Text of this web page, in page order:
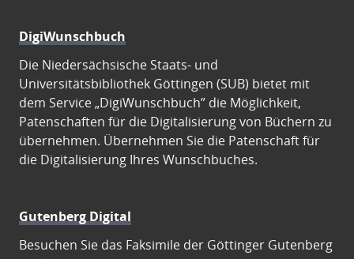
DigiWunschbuch
Die Niedersächsische Staats- und
Universitätsbibliothek Göttingen (SUB) bietet mit
dem Service „DigiWunschbuch” die Möglichkeit,
Patenschaften für die Digitalisierung von Büchern zu
übernehmen. Übernehmen Sie die Patenschaft für
die Digitalisierung Ihres Wunschbuches.
Gutenberg Digital
Besuchen Sie das Faksimile der Göttinger Gutenberg